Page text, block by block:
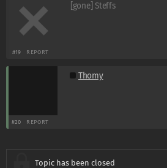
[gone] Steffs
#19 REPORT
Thomy
#20 REPORT
Topic has been closed